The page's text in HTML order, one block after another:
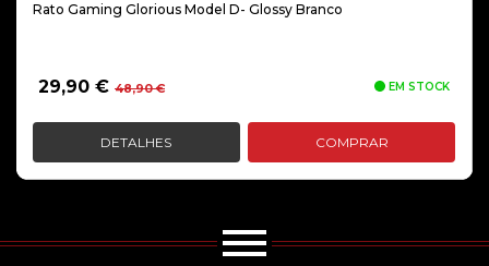
Rato Gaming Glorious Model D- Glossy Branco
48,90€O
original
era:
29,90 €
O
atual
é:
EM STOCK
DETALHES COMPRAR